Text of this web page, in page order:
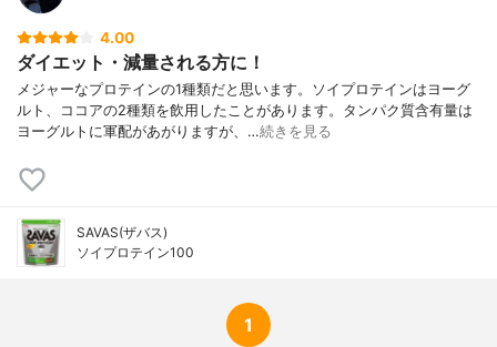
4.00
ダイエット・減量される方に！
メジャーなプロテインの1種類だと思います。ソイプロテインはヨーグ
ルト、ココアの2種類を飲用したことがあります。タンパク質含有量は
ヨーグルトに軍配があがりますが、…続きを見る
SAVAS(ザバス)
ソイプロテイン100
1